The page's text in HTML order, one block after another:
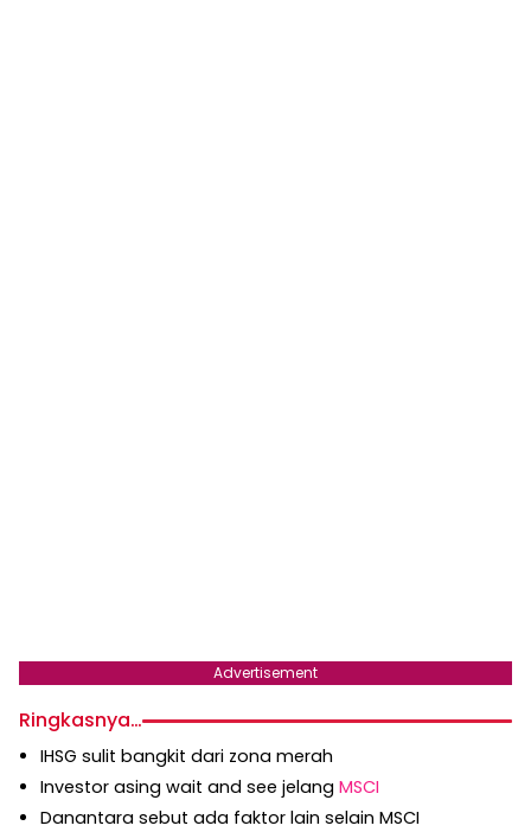
Advertisement
Ringkasnya…
IHSG sulit bangkit dari zona merah
Investor asing wait and see jelang MSCI
Danantara sebut ada faktor lain selain MSCI